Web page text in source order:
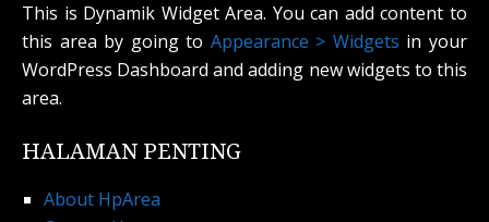
This is Dynamik Widget Area. You can add content to
this area by going to Appearance > Widgets in your
WordPress Dashboard and adding new widgets to this
area.
HALAMAN PENTING
About HpArea